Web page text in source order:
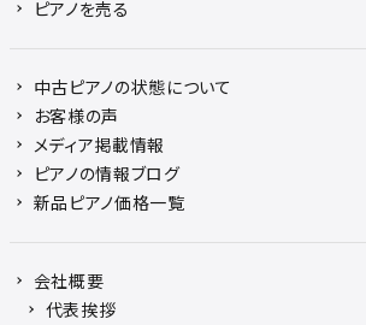
ピアノを売る
中古ピアノの状態について
お客様の声
メディア掲載情報
ピアノの情報ブログ
新品ピアノ価格一覧
会社概要
代表挨拶